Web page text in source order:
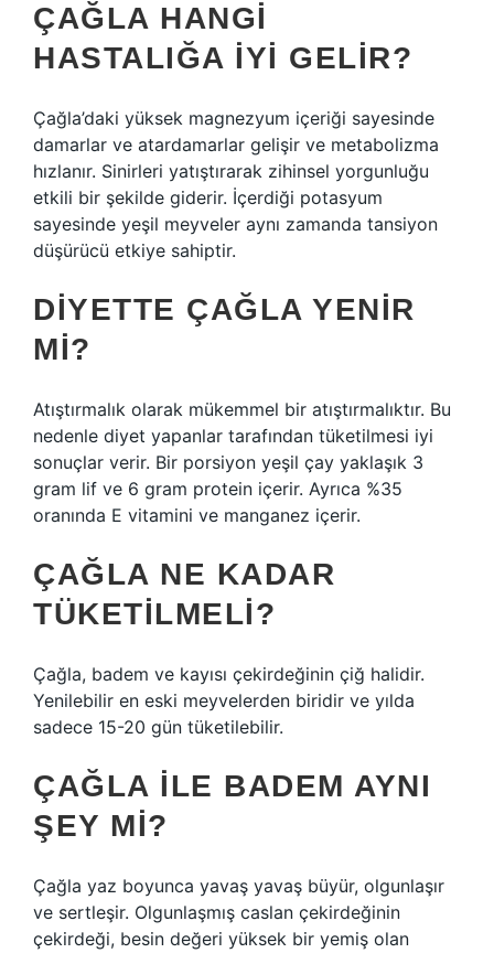
ÇAĞLA HANGI
HASTALIĞA IYI GELIR?
Çağla’daki yüksek magnezyum içeriği sayesinde
damarlar ve atardamarlar gelişir ve metabolizma
hızlanır. Sinirleri yatıştırarak zihinsel yorgunluğu
etkili bir şekilde giderir. İçerdiği potasyum
sayesinde yeşil meyveler aynı zamanda tansiyon
düşürücü etkiye sahiptir.
DIYETTE ÇAĞLA YENIR
MI?
Atıştırmalık olarak mükemmel bir atıştırmalıktır. Bu
nedenle diyet yapanlar tarafından tüketilmesi iyi
sonuçlar verir. Bir porsiyon yeşil çay yaklaşık 3
gram lif ve 6 gram protein içerir. Ayrıca %35
oranında E vitamini ve manganez içerir.
ÇAĞLA NE KADAR
TÜKETILMELI?
Çağla, badem ve kayısı çekirdeğinin çiğ halidir.
Yenilebilir en eski meyvelerden biridir ve yılda
sadece 15-20 gün tüketilebilir.
ÇAĞLA ILE BADEM AYNI
ŞEY MI?
Çağla yaz boyunca yavaş yavaş büyür, olgunlaşır
ve sertleşir. Olgunlaşmış caslan çekirdeğinin
çekirdeği, besin değeri yüksek bir yemiş olan